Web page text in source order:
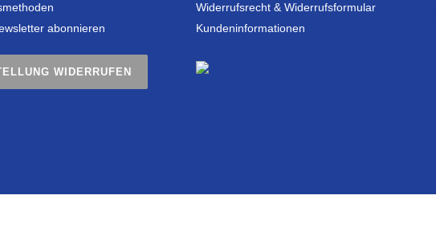
abonnieren
WIDERRUFEN
Widerrufsrecht & Widerrufsformular
Kundeninformationen